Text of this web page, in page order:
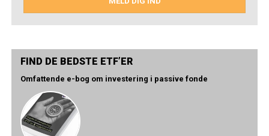
FIND DE BEDSTE ETF’ER
Omfattende e-bog om investering i passive fonde